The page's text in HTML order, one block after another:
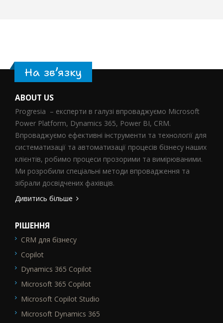
На зв’язку
ABOUT US
Progresia – експерти в галузі впроваджуємо Microsoft
Power Platform, Dynamics 365, Power BI, CRM.
Впроваджуємо ефективні інструменти та технології для
систематизації та автоматизації процесів бізнесу наших
клієнтів, робимо процеси прозорими та вимірюваними.
Ми розробили спеціальні методи впровадження та
зібрали досвідчених фахівців.
Дивитись більше
РІШЕННЯ
SEO_FTR1
CRM для бізнесу
Copilot
Dynamics 365 Copilot
Microsoft 365 Copilot
Microsoft Copilot Studio
Microsoft Dynamics 365